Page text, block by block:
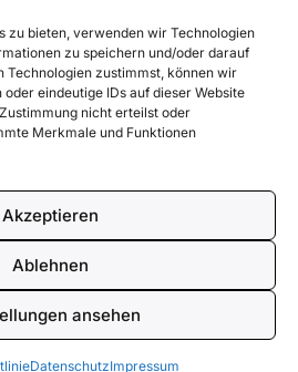
zu bieten, verwenden wir Technologien
zu speichern und/oder darauf
Technologien zustimmst, können wir
eindeutige IDs auf dieser Website
nicht erteilst oder
Merkmale und Funktionen
Akzeptieren
Ablehnen
ansehen
DatenschutzImpressum
All rights reserved.